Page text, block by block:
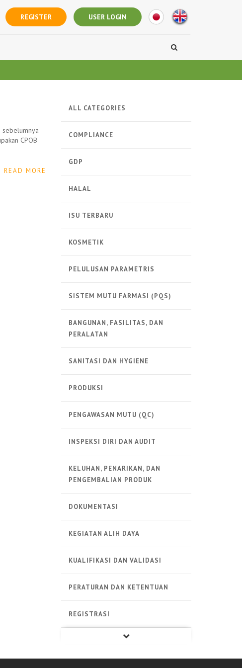
REGISTER USER LOGIN
sebelumnya
CPOB
READ MORE
ALL CATEGORIES
COMPLIANCE
GDP
HALAL
ISU TERBARU
KOSMETIK
PELULUSAN PARAMETRIS
SISTEM MUTU FARMASI (PQS)
BANGUNAN, FASILITAS, DAN
PERALATAN
SANITASI DAN HYGIENE
PRODUKSI
PENGAWASAN MUTU (QC)
INSPEKSI DIRI DAN AUDIT
KELUHAN, PENARIKAN, DAN
PENGEMBALIAN PRODUK
DOKUMENTASI
KEGIATAN ALIH DAYA
KUALIFIKASI DAN VALIDASI
PERATURAN DAN KETENTUAN
REGISTRASI
PRODUK NON STERIL
PRODUK BIOLOGI
ALAT KESEHATAN